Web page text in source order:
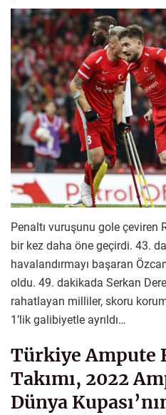
Penaltı vuruşunu gole çeviren
bir kez daha öne geçirdi. 43.
havalandırmayı başaran
oldu. 49. dakikada Serkan
rahatlayan milliler, skoru
1’lik galibiyetle ayrıldı…
Türkiye Ampute
Takımı, 2022
Dünya